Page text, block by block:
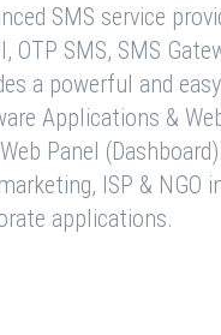
SMS service
OTP SMS, SMS
a powerful and
Applications &
Panel
ISP & NGO
applications.